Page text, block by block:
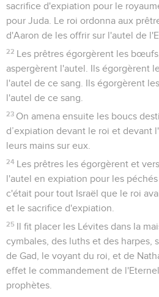
sacrifice d'expiation pour le
pour Juda. Le roi ordonna aux
d'Aaron de les offrir sur l'autel de
22 Les prêtres égorgèrent les
aspergèrent l'autel. Ils égorgèrent
l'autel de ce sang. Ils égorgèrent
l'autel de ce sang.
23 On amena ensuite les boucs
d’expiation devant le roi et devant
leurs mains sur eux.
24 Les prêtres les égorgèrent et
l'autel en expiation pour les
c'était pour tout Israël que le roi
et le sacrifice d'expiation.
25 Il fit placer les Lévites dans la
cymbales, des luths et des harpes,
de Gad, le voyant du roi, et de
effet le commandement de
prophètes.